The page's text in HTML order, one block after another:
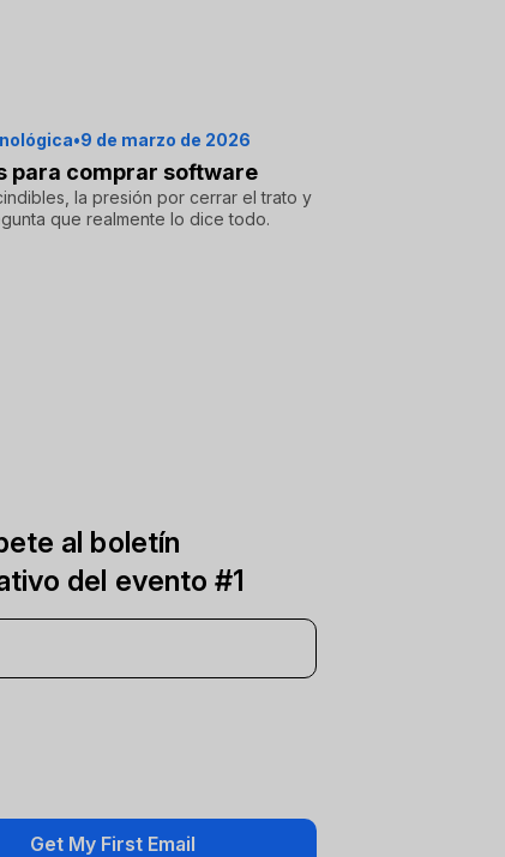
•9 de marzo de 2026
para comprar software
la presión por cerrar el trato y
que realmente lo dice todo.
al boletín
del evento #1